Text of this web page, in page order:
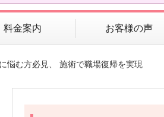
料金案内 お客様の声
悩む方必見、 施術で職場復帰を実現